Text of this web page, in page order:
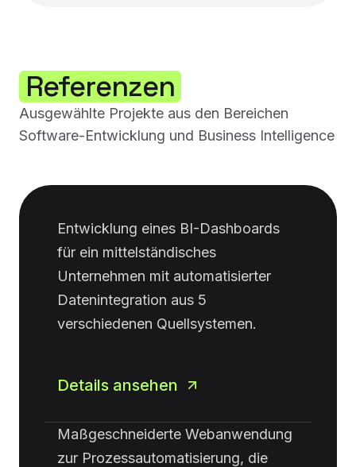
Referenzen
Ausgewählte Projekte aus den Bereichen
Software-Entwicklung und Business Intelligence
Entwicklung eines BI-Dashboards
für ein mittelständisches
Unternehmen mit automatisierter
Datenintegration aus 5
verschiedenen Quellsystemen.
Details ansehen
Maßgeschneiderte Webanwendung
zur Prozessautomatisierung, die